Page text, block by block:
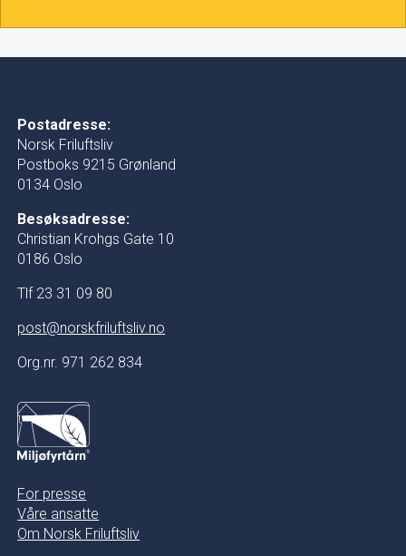
Postadresse:
Norsk Friluftsliv
Postboks 9215 Grønland
0134 Oslo
Besøksadresse:
Christian Krohgs Gate 10
0186 Oslo
Tlf 23 31 09 80
post@norskfriluftsliv.no
Org.nr. 971 262 834
For presse
Våre ansatte
Om Norsk Friluftsliv